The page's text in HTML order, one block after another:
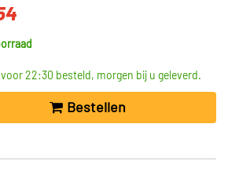
voor 22:30 besteld, morgen bij u geleverd.
Bestellen